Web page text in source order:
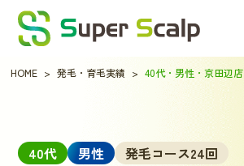
HOME 発毛・育毛実績 40代・男性・京田辺店
40代 男性 発毛コース24回